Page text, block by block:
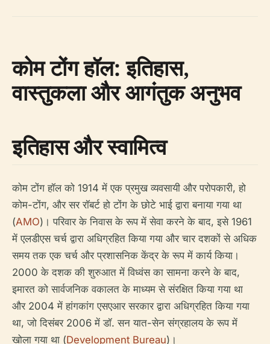
कोम टोंग हॉल: इतिहास,
वास्तुकला और आगंतुक अनुभव
इतिहास और स्वामित्व
कोम टोंग हॉल को 1914 में एक प्रमुख व्यवसायी और परोपकारी, हो
कोम-टोंग, और सर रॉबर्ट हो टोंग के छोटे भाई द्वारा बनाया गया था
(AMO)। परिवार के निवास के रूप में सेवा करने के बाद, इसे 1961
में एलडीएस चर्च द्वारा अधिग्रहित किया गया और चार दशकों से अधिक
समय तक एक चर्च और प्रशासनिक केंद्र के रूप में कार्य किया।
2000 के दशक की शुरुआत में विध्वंस का सामना करने के बाद,
इमारत को सार्वजनिक वकालत के माध्यम से संरक्षित किया गया था
और 2004 में हांगकांग एसएआर सरकार द्वारा अधिग्रहित किया गया
था, जो दिसंबर 2006 में डॉ. सन यात-सेन संग्रहालय के रूप में
खोला गया था (Development Bureau)।